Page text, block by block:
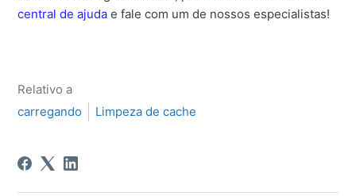
central de ajudae fale com um de nossos especialistas!
Relativo a
carregando
Limpeza de cache